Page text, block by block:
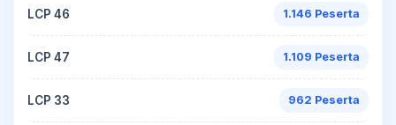
LCP 46 1.146 Peserta
LCP 47 1.109 Peserta
LCP 33 962 Peserta